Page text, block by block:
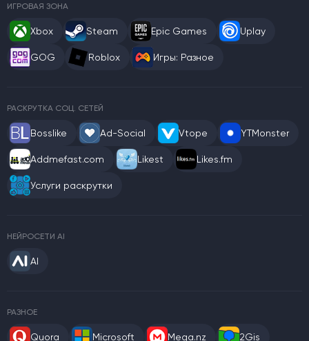
ИГРОВАЯ ЗОНА
Xbox Steam Epic Games Uplay
GOG Roblox Игры: Разное
РАСКРУТКА СОЦ. СЕТЕЙ
Bosslike Ad-Social Vtope YTMonster
Addmefast.com Likest Likes.fm
Услуги раскрутки
НЕЙРОСЕТИ AI
AI
РАЗНОЕ
Quora Microsoft Mega.nz 2Gis